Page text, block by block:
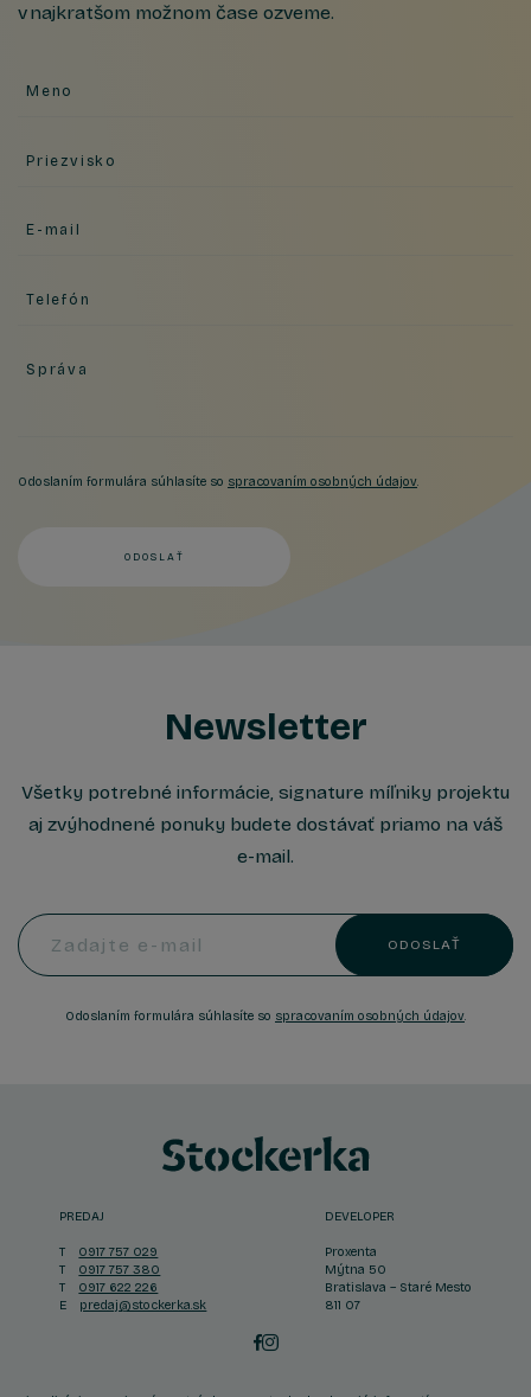
v najkratšom možnom čase ozveme.
Meno
Priezvisko
E-mail
Telefón
Správa
Odoslaním formulára súhlasíte so spracovaním osobných údajov.
ODOSLAŤ
Newsletter
Všetky potrebné informácie, signature míľniky projektu
aj zvýhodnené ponuky budete dostávať priamo na váš
e-mail.
Zadajte e-mail ODOSLAŤ
Odoslaním formulára súhlasíte so spracovaním osobných údajov.
PREDAJ
T
0917 757 029
T
0917 757 380
T
0917 622 226
E
predaj@stockerka.sk
DEVELOPER
Proxenta
Mýtna 50
Bratislava – Staré Mesto
811 07